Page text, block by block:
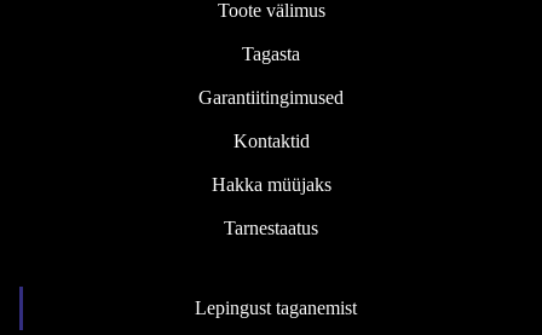
Toote välimus
Tagasta
Garantiitingimused
Kontaktid
Hakka müüjaks
Tarnestaatus
Lepingust taganemist